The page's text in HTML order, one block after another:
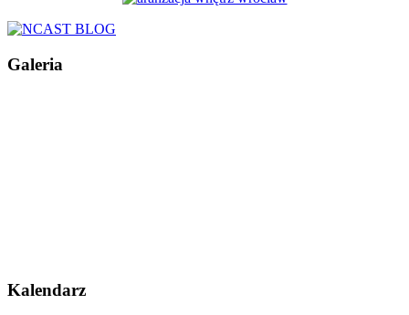
Galeria
Kalendarz